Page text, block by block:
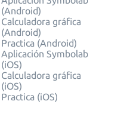
(Android)
Calculadora gráfica
(Android)
Practica (Android)
Aplicación Symbolab
(iOS)
Calculadora gráfica
(iOS)
Practica (iOS)